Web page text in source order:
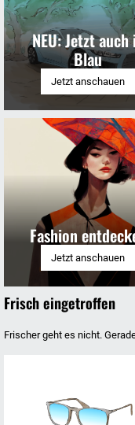
NEU: Jetzt auch
Blau
Jetzt anschauen
Fashion
Jetzt anschauen
Frisch eingetroffen
Frischer geht es nicht.